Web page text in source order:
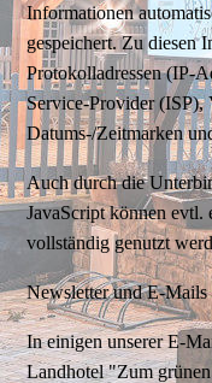
Informationen
gespeichert. Zu diesen
Protokolladressen (IP-
Service-Provider (ISP),
Datums-/Zeitmarken
Auch durch die
JavaScript können evtl.
vollständig genutzt
Newsletter und E-Mails
In einigen unserer E-
Landhotel "Zum